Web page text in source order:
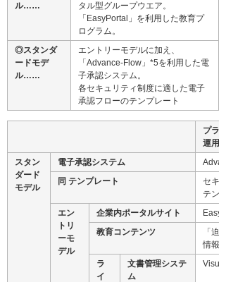
ル……
タル型グループウエア。
「EasyPortal」を利用した教育プ
ログラム。
◎スタンダ
ードモデ
ル……
エントリーモデルに加え、
「Advance-Flow」*5を利用した電
子承認システム。
各セキュリティ制度に適した電子
承認フローのテンプレート
プラ
運用
スタン
ダード
モデル
電子承認システム
同 テンプレート
セキ
テン
エン
トリ
ーモ
デル
企業内ポータルサイト
教育コンテンツ
「迫
情報
ラ
イ
文書管理システ
ム
Visual